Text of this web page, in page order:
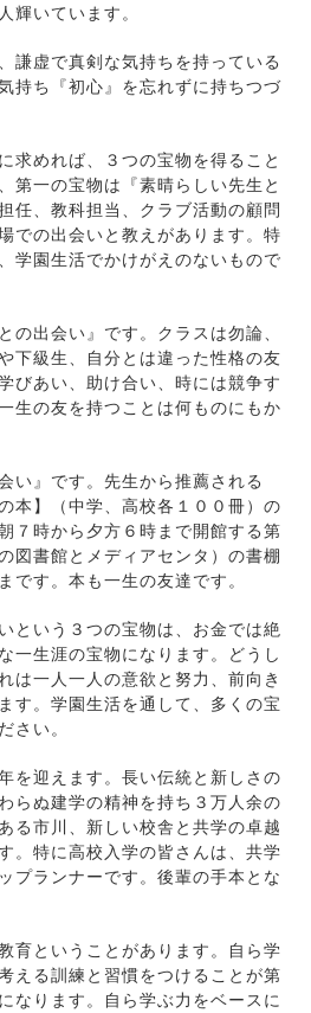
輝いています。
謙虚で真剣な気持ちを持っている
持ち『初心』を忘れずに持ちつづ
求めれば、３つの宝物を得ること
第一の宝物は『素晴らしい先生と
任、教科担当、クラブ活動の顧問
での出会いと教えがあります。特
学園生活でかけがえのないもので
の出会い』です。クラスは勿論、
下級生、自分とは違った性格の友
びあい、助け合い、時には競争す
生の友を持つことは何ものにもか
い』です。先生から推薦される
本】（中学、高校各１００冊）の
７時から夕方６時まで開館する第
図書館とメディアセンタ）の書棚
です。本も一生の友達です。
という３つの宝物は、お金では絶
一生涯の宝物になります。どうし
は一人一人の意欲と努力、前向き
す。学園生活を通して、多くの宝
さい。
を迎えます。長い伝統と新しさの
らぬ建学の精神を持ち３万人余の
る市川、新しい校舎と共学の卓越
。特に高校入学の皆さんは、共学
プランナーです。後輩の手本とな
育ということがあります。自ら学
える訓練と習慣をつけることが第
なります。自ら学ぶ力をベースに